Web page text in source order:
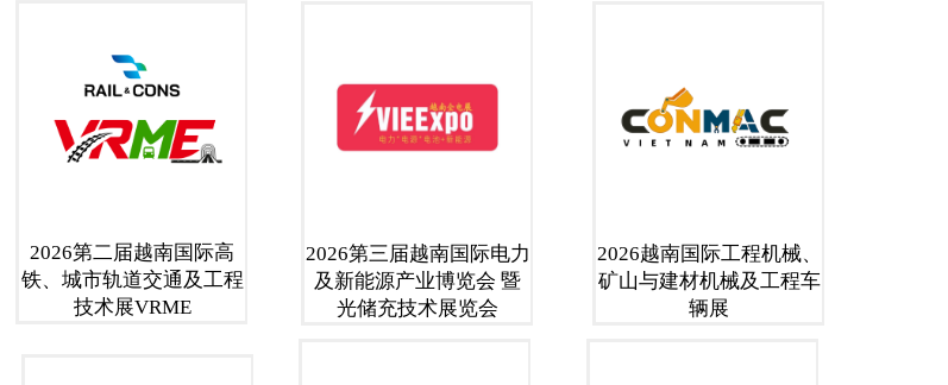
2026第二届越南国际高
铁、城市轨道交通及工程
技术展VRME
2026第三届越南国际电力
及新能源产业博览会 暨
光储充技术展览会
2026越南国际工程机械、
矿山与建材机械及工程车
辆展